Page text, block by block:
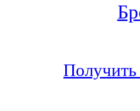
Получить